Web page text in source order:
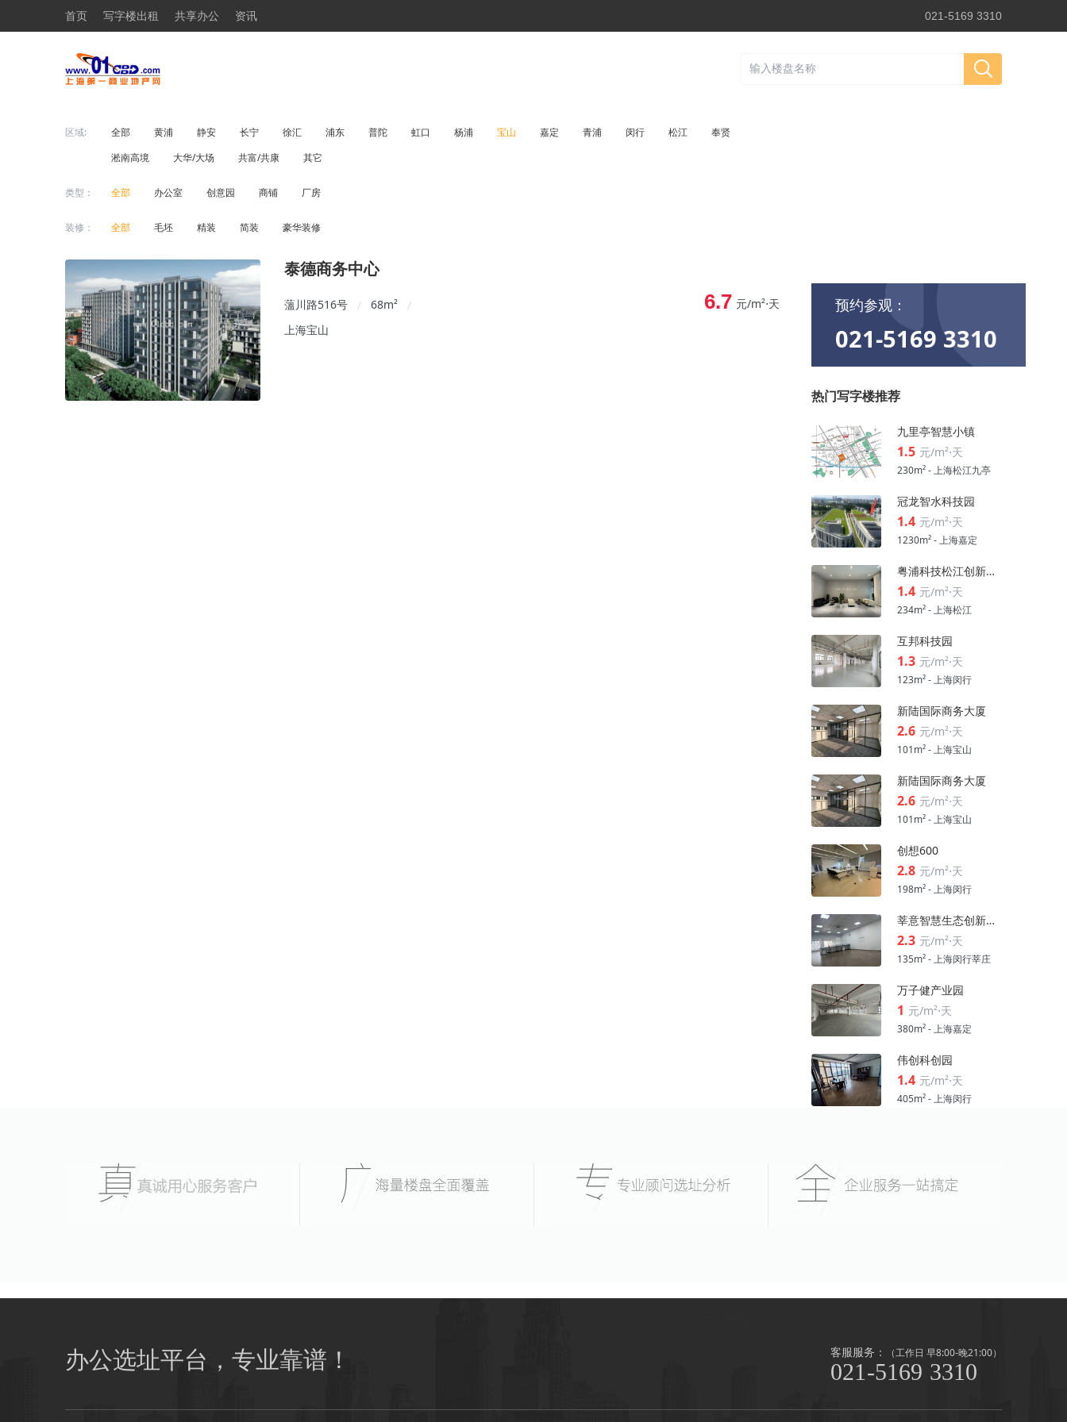
首页 写字楼出租 共享办公 资讯 021-5169 3310
区域: 全部 黄浦 静安 长宁 徐汇 浦东 普陀 虹口 杨浦 宝山 嘉定 青浦 闵行 松江
奉贤
淞南高境
大华/大场 共富/共康 其它
类型： 全部 办公室 创意园 商铺 厂房
装修： 全部 毛坯 精装 简装 豪华装修
泰德商务中心
薀川路516号 / 68m²
/
上海宝山
6.7 元/m²⋅天 预约参观：
021-5169 3310
热门写字楼推荐
九里亭智慧小镇
1.5 元/m²⋅天
230m² - 上海松江九亭
冠龙智水科技园
1.4 元/m²⋅天
1230m² - 上海嘉定
粤浦科技松江创新中心
1.4 元/m²⋅天
234m² - 上海松江
互邦科技园
1.3 元/m²⋅天
123m² - 上海闵行
新陆国际商务大厦
2.6 元/m²⋅天
101m² - 上海宝山
新陆国际商务大厦
2.6 元/m²⋅天
101m² - 上海宝山
创想600
2.8 元/m²⋅天
198m² - 上海闵行
莘意智慧生态创新科技园
2.3 元/m²⋅天
135m² - 上海闵行莘庄
万子健产业园
1 元/m²⋅天
380m² - 上海嘉定
伟创科创园
1.4 元/m²⋅天
405m² - 上海闵行
办公选址平台，专业靠谱！ 客服服务： （工作日 早8:00-晚21:00）
021-5169 3310